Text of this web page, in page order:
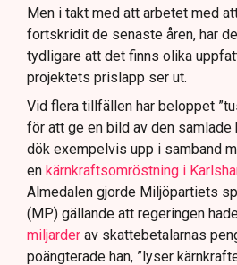
Men i takt med att arbetet med
fortskridit de senaste åren, har
tydligare att det finns olika
projektets prislapp ser ut.
Vid flera tillfällen har beloppet
för att ge en bild av den samlade
dök exempelvis upp i samband
en kärnkraftsomröstning i
Almedalen gjorde Miljöpartiets
(MP) gällande att regeringen
miljarder av skattebetalarnas
poängterade han, ”lyser